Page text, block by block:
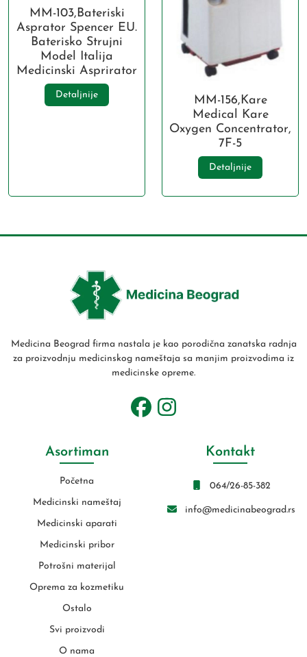
MM-103,Bateriski
Asprator Spencer EU.
Baterisko Strujni
Model Italija
Medicinski Asprirator
Detaljnije
MM-156,Kare
Medical Kare
Oxygen Concentrator,
7F-5
Detaljnije
Medicina Beograd firma nastala je kao porodična zanatska radnja
za proizvodnju medicinskog nameštaja sa manjim proizvodima iz
medicinske opreme.
Asortiman
Početna
Medicinski nameštaj
Medicinski aparati
Medicinski pribor
Potrošni materijal
Oprema za kozmetiku
Ostalo
Svi proizvodi
O nama
Kontakt
064/26-85-382
info@medicinabeograd.rs